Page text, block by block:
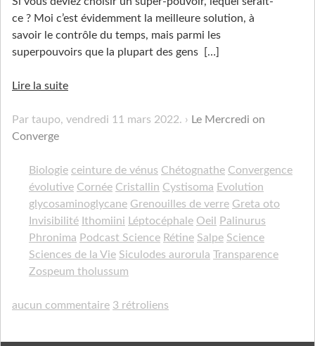
ce ? Moi c’est évidemment la meilleure solution, à
savoir le contrôle du temps, mais parmi les
superpouvoirs que la plupart des gens
[…]
Lire la suite
Par taupo, vendredi 11 mars 2022.
Le Mercredi on
Converge
Biologie ceinture de vénus Chétognathe Convergence
évolutive Cornée Cristallin Cystisoma Evolution
glycosaminoglycane Grenouilles de verre Greta oto
Invisibilité Ithomiini Léptocéphale Oeil Palinurus
Phronima Podcast Science Rétine Salpe Science
Sciences de la Vie Siculodes aurorula Transparence
Zospeum tholussum
aucun commentaire 3 rétroliens